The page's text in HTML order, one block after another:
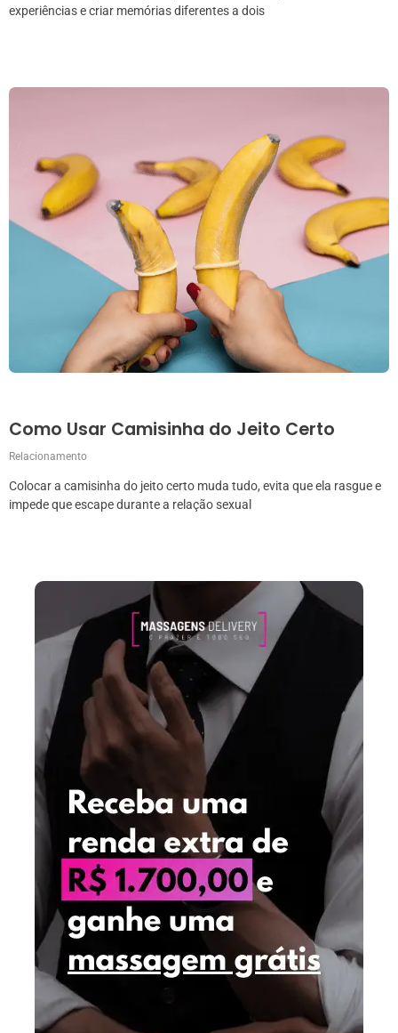
experiências e criar memórias diferentes a dois
Como Usar Camisinha do Jeito Certo
Relacionamento
Colocar a camisinha do jeito certo muda tudo, evita que ela rasgue e
impede que escape durante a relação sexual